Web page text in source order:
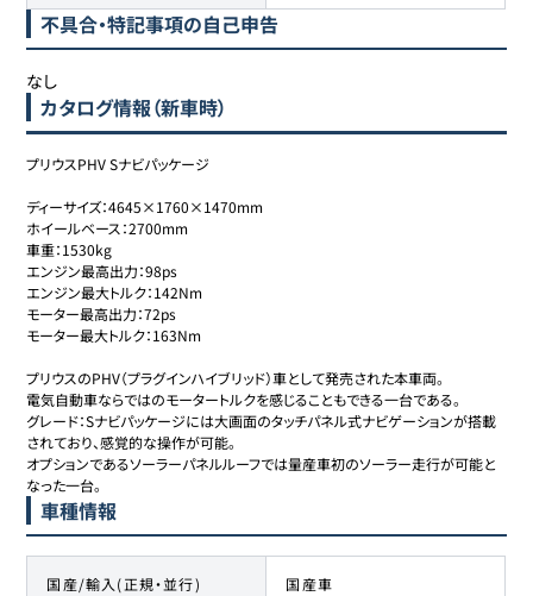
不具合・特記事項の自己申告
なし
カタログ情報（新車時）
プリウスPHV Sナビパッケージ
ディーサイズ：4645×1760×1470mm
ホイールベース：2700mm
車重：1530kg
エンジン最高出力：98ps
エンジン最大トルク：142Nm
モーター最高出力：72ps
モーター最大トルク：163Nm
プリウスのPHV（プラグインハイブリッド）車として発売された本車両。
電気自動車ならではのモータートルクを感じることもできる一台である。
グレード：Sナビパッケージには大画面のタッチパネル式ナビゲーションが搭載
されており、感覚的な操作が可能。
オプションであるソーラーパネルルーフでは量産車初のソーラー走行が可能と
なった一台。
車種情報
国産/輸入(正規・並行) 国産車